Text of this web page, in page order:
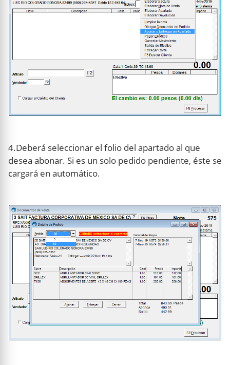
4.Deberá seleccionar el folio del apartado al que
desea abonar. Si es un solo pedido pendiente, éste se
cargará en automático.